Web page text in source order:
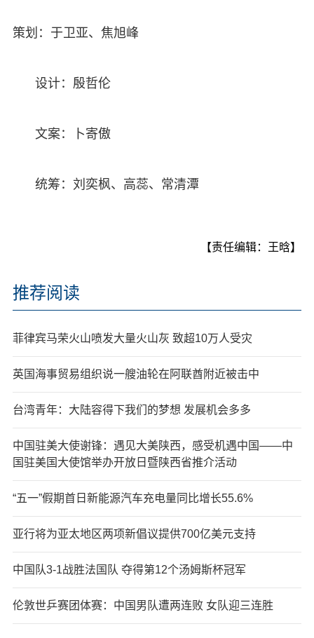
策划：于卫亚、焦旭峰
设计：殷哲伦
文案：卜寄傲
统筹：刘奕枫、高蕊、常清潭
【责任编辑：王晗】
推荐阅读
菲律宾马荣火山喷发大量火山灰 致超10万人受灾
英国海事贸易组织说一艘油轮在阿联酋附近被击中
台湾青年：大陆容得下我们的梦想 发展机会多多
中国驻美大使谢锋：遇见大美陕西，感受机遇中国——中
国驻美国大使馆举办开放日暨陕西省推介活动
“五一”假期首日新能源汽车充电量同比增长55.6%
亚行将为亚太地区两项新倡议提供700亿美元支持
中国队3-1战胜法国队 夺得第12个汤姆斯杯冠军
伦敦世乒赛团体赛：中国男队遭两连败 女队迎三连胜